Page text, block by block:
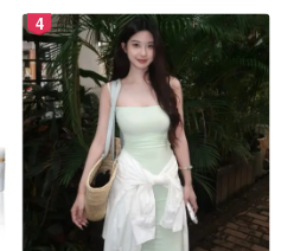
，版权属于原作者
影。以个体和家庭为缩影，聚
感叹男主一家不惜生命，为
叹雅利安民族人民对于生活意
4